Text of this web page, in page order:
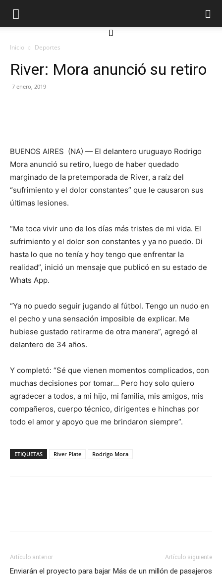
[]
Inicio Deportes
River: Mora anunció su retiro
7 enero, 2019
BUENOS AIRES (NA) — El delantero uruguayo Rodrigo
Mora anunció su retiro, luego de haber quedado
marginado de la pretemporada de River, a raíz del
“sufrimiento y el dolor constantes” que le causaron sus
últimas lesiones.
“Me toca vivir uno de los días más tristes de mi vida. El
sufrimiento y el dolor son constantes y ya no puedo. Di
hasta lo que no tenía y hoy tengo que enfrentar la
realidad”, inició un mensaje que publicó en su estado de
Whats App.
“Ya no puedo seguir jugando al fútbol. Tengo un nudo en
el pecho y una sensación imposible de explicar. Me
hubiese gustado retirarme de otra manera”, agregó el
delantero de 34 años.
Y completó: “Sé que vienen momentos complicados, con
muchas decisiones por tomar… Pero hoy solo quiero
agradecer a todos, a mi hijo, mi familia, mis amigos, mis
compañeros, cuerpo técnico, dirigentes e hinchas por
todo el amor y apoyo que me brindaron siempre”.
ETIQUETAS River Plate Rodrigo Mora
Artículo anterior
Enviarán el proyecto para bajar
Artículo siguiente
Más de un millón de pasajeros